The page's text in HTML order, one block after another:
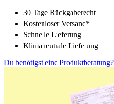
30 Tage Rückgaberecht
Kostenloser Versand*
Schnelle Lieferung
Klimaneutrale Lieferung
Du benötigst eine Produktberatung?